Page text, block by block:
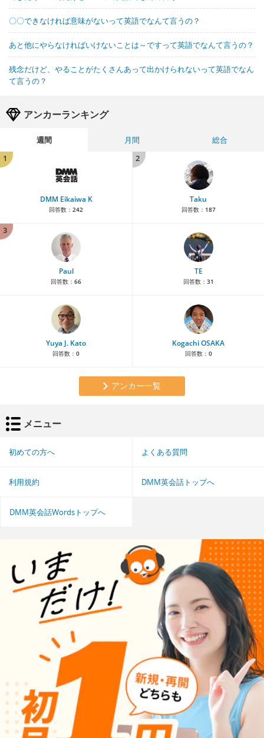
〇〇できなければ意味がないって英語でなんて言うの？
あと他にやらなければいけないことは～ですって英語でなんて言うの？
残念だけど、やることがたくさんあって出かけられないって英語でなん
て言うの？
アンカーランキング
週間 月間
総合
1
DMM Eikaiwa K
回答数： 242
2
Taku
回答数： 187
3
Paul
回答数： 66
TE
回答数： 31
Yuya J. Kato
回答数： 0
Kogachi OSAKA
回答数： 0
アンカー一覧
メニュー
初めての方へ よくある質問
利用規約 DMM英会話トップへ
DMM英会話Wordsトップへ